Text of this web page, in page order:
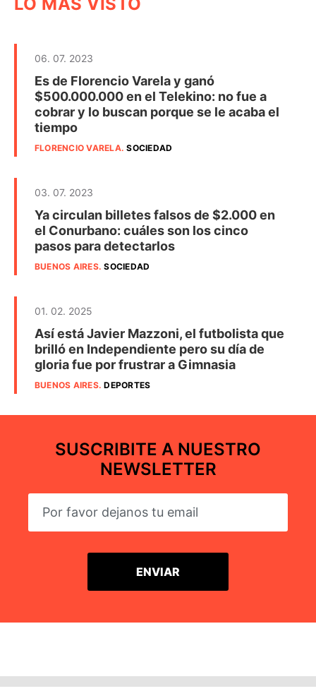
06. 07. 2023
Es de Florencio Varela y ganó
$500.000.000 en el Telekino: no fue a
cobrar y lo buscan porque se le acaba el
tiempo
FLORENCIO VARELA.SOCIEDAD
03. 07. 2023
Ya circulan billetes falsos de $2.000 en
el Conurbano: cuáles son los cinco
pasos para detectarlos
BUENOS AIRES.SOCIEDAD
01. 02. 2025
Así está Javier Mazzoni, el futbolista que
brilló en Independiente pero su día de
gloria fue por frustrar a Gimnasia
BUENOS AIRES.DEPORTES
SUSCRIBITE A NUESTRO
NEWSLETTER